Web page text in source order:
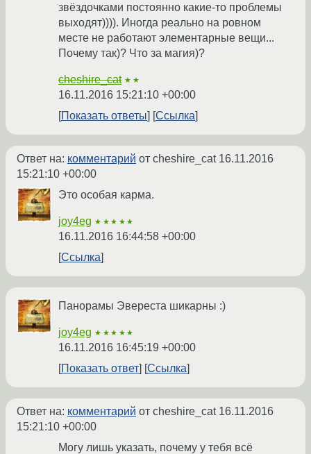
звёздочками постоянно какие-то проблемы
выходят)))). Иногда реально на ровном
месте не работают элементарные вещи...
Почему так)? Что за магия)?
cheshire_cat ★★
16.11.2016 15:21:10 +00:00
Показать ответы
Ссылка
Ответ на: комментарий от cheshire_cat 16.11.2016
15:21:10 +00:00
Это особая карма.
joy4eg ★★★★★
16.11.2016 16:44:58 +00:00
Ссылка
Панорамы Эвереста шикарны :)
joy4eg ★★★★★
16.11.2016 16:45:19 +00:00
Показать ответ
Ссылка
Ответ на: комментарий от cheshire_cat 16.11.2016
15:21:10 +00:00
Могу лишь указать, почему у тебя всё